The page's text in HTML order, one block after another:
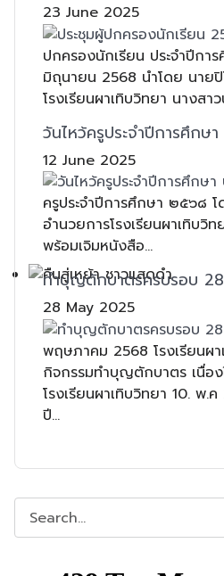
23 June 2025
ปกครองนักเรียน ประจำปีกา
มิถุนายน 2568 นำโดย นาย
โรงเรียนผาเทิบวิทยา นางสา
วันไหว้ครูประจำปีการศึกษ
12 June 2025
ครูประจำปีการศึกษา ๒๕๖๘
อำนวยการโรงเรียนผาเทิบวิท
พร้อมเจิมหนังสือ...
ทำบุญตักบาตรครบรอบ
28 May 2025
พฤษภาคม 2568 โรงเรียนผา
กิจกรรมทำบุญตักบาตร เนื่อง
โรงเรียนผาเทิบวิทยา 10. พ.
ปี...